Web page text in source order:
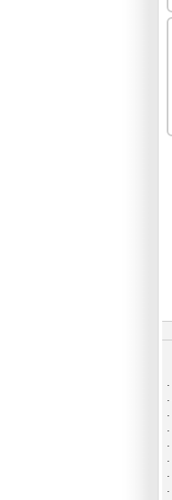
.
.
.
.
.
.
.
.